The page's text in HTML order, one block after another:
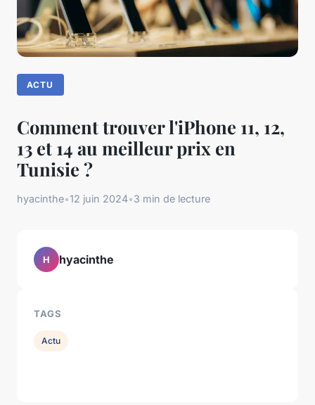
ACTU
Comment trouver l'iPhone 11, 12,
13 et 14 au meilleur prix en
Tunisie ?
hyacinthe•12 juin 2024•3 min de lecture
H hyacinthe
TAGS
Actu